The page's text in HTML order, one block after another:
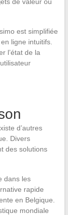
est simplifiée
ligne intuitifs.
l’état de la
d’autres
Divers
des solutions
dans les
rapide
en Belgique.
mondiale